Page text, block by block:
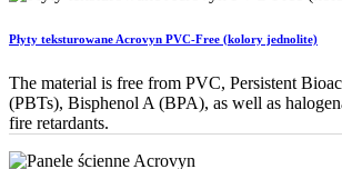
Płyty teksturowane Acrovyn PVC-Free (kolory jednolite)
The material is free from PVC, Persistent
(PBTs), Bisphenol A (BPA), as well as
fire retardants.